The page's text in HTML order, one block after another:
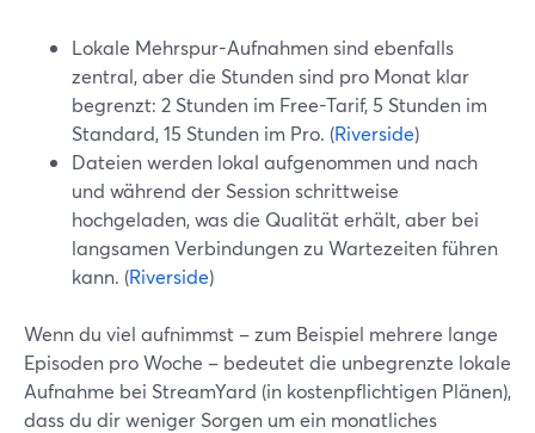
Lokale Mehrspur-Aufnahmen sind ebenfalls
zentral, aber die Stunden sind pro Monat klar
begrenzt: 2 Stunden im Free-Tarif, 5 Stunden im
Standard, 15 Stunden im Pro. (Riverside)
Dateien werden lokal aufgenommen und nach
und während der Session schrittweise
hochgeladen, was die Qualität erhält, aber bei
langsamen Verbindungen zu Wartezeiten führen
kann. (Riverside)
Wenn du viel aufnimmst – zum Beispiel mehrere lange
Episoden pro Woche – bedeutet die unbegrenzte lokale
Aufnahme bei StreamYard (in kostenpflichtigen Plänen),
dass du dir weniger Sorgen um ein monatliches